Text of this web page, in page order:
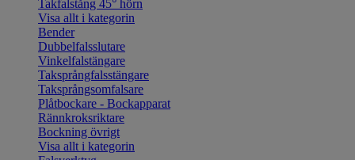
Takfalstång 45° hörn
Visa allt i kategorin
Bender
Dubbelfalsslutare
Vinkelfalstängare
Taksprångfalsstängare
Taksprångsomfalsare
Plåtbockare - Bockapparat
Rännkroksriktare
Bockning övrigt
Visa allt i kategorin